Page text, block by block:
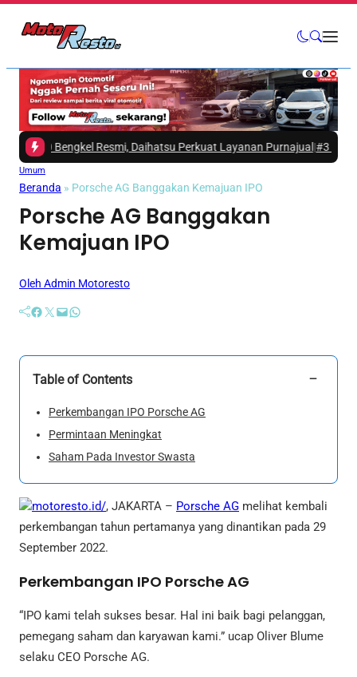
Bengkel Resmi, Daihatsu Perkuat Layanan Purnajual|#3 -Mitsubishi
Umum
Beranda » Porsche AG Banggakan Kemajuan IPO
Porsche AG Banggakan
Kemajuan IPO
Oleh Admin Motoresto
Facebook Twitter Mail WhatsApp
Table of Contents −
Perkembangan IPO Porsche AG
Permintaan Meningkat
Saham Pada Investor Swasta
motoresto.id/, JAKARTA – Porsche AG melihat kembali
perkembangan tahun pertamanya yang dinantikan pada 29
September 2022.
Perkembangan IPO Porsche AG
“IPO kami telah sukses besar. Hal ini baik bagi pelanggan,
pemegang saham dan karyawan kami.” ucap Oliver Blume
selaku CEO Porsche AG.